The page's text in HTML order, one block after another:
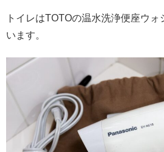
トイレはTOTOの温水洗浄便座ウ
います。